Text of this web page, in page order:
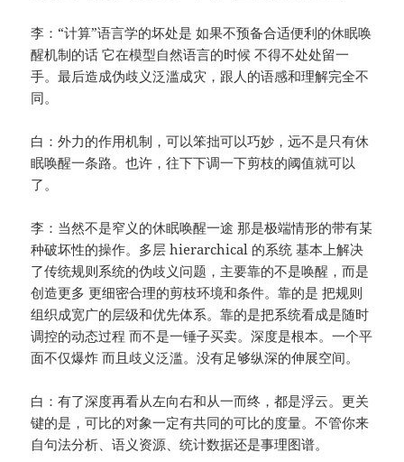
李：“计算”语言学的坏处是 如果不预备合适便利的休眠唤
醒机制的话 它在模型自然语言的时候 不得不处处留一
手。最后造成伪歧义泛滥成灾，跟人的语感和理解完全不
同。
白：外力的作用机制，可以笨拙可以巧妙，远不是只有休
眠唤醒一条路。也许，往下下调一下剪枝的阈值就可以
了。
李：当然不是窄义的休眠唤醒一途 那是极端情形的带有某
种破坏性的操作。多层 hierarchical 的系统 基本上解决
了传统规则系统的伪歧义问题，主要靠的不是唤醒，而是
创造更多 更细密合理的剪枝环境和条件。靠的是 把规则
组织成宽广的层级和优先体系。靠的是把系统看成是随时
调控的动态过程 而不是一锤子买卖。深度是根本。一个平
面不仅爆炸 而且歧义泛滥。没有足够纵深的伸展空间。
白：有了深度再看从左向右和从一而终，都是浮云。更关
键的是，可比的对象一定有共同的可比的度量。不管你来
自句法分析、语义资源、统计数据还是事理图谱。